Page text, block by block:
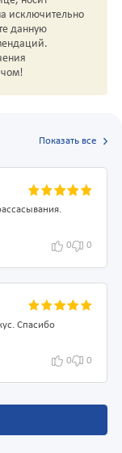
исключительно
данную
Показать все
0 0
Спасибо
0 0